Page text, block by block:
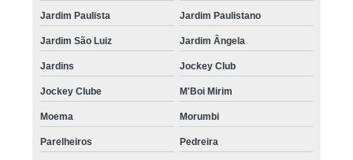
Jardim Paulista Jardim Paulistano
Jardim São Luiz Jardim Ângela
Jardins Jockey Club
Jockey Clube M'Boi Mirim
Moema Morumbi
Parelheiros Pedreira